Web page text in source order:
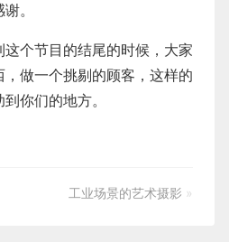
。
个节目的结尾的时候，大家
做一个挑剔的顾客，这样的
你们的地方。
工业场景的艺术摄影 »